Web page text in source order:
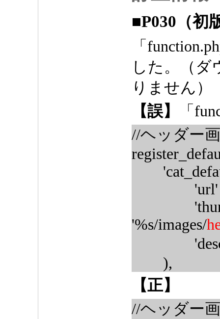
■P030（初
「
した。（ダ
りません）
【誤】
「
//ヘッダー
'url' =>
'%s/images/
),
【正】
//ヘッダー